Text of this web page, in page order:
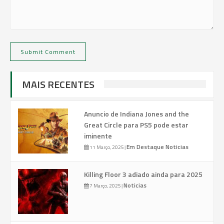
MAIS RECENTES
Anuncio de Indiana Jones and the
Great Circle para PS5 pode estar
iminente
11 Março, 2025|Em Destaque Noticias
Killing Floor 3 adiado ainda para 2025
7 Março, 2025|Noticias